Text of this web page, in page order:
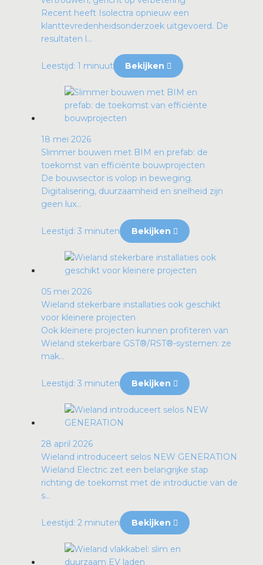
Recent heeft Isolectra opnieuw een
klanttevredenheidsonderzoek uitgevoerd. De
resultaten l...
Leestijd: 1 minuut Bekijken
18 mei 2026
Slimmer bouwen met BIM en prefab: de
toekomst van efficiënte bouwprojecten
De bouwsector is volop in beweging.
Digitalisering, duurzaamheid en snelheid zijn
geen lux...
Leestijd: 3 minuten Bekijken
05 mei 2026
Wieland stekerbare installaties ook geschikt
voor kleinere projecten
Ook kleinere projecten kunnen profiteren van
Wieland stekerbare GST®/RST®-systemen: ze
mak...
Leestijd: 3 minuten Bekijken
28 april 2026
Wieland introduceert selos NEW GENERATION
Wieland Electric zet een belangrijke stap
richting de toekomst met de introductie van de
s...
Leestijd: 2 minuten Bekijken